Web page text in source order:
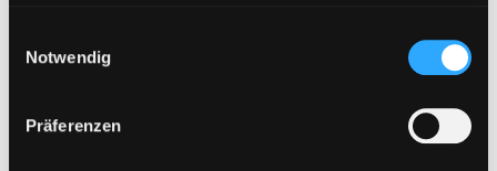
Cookies von Drittanbietern, eine Verarbeitung in
unsicheren Drittländern (Länder außerhalb des EWR
ohne adäquates Datenschutzniveau) stattfinden kann. In
diesem Zusammenhang können aktuell Risiken für
Notwendig
Präferenzen
Zweigstelle:
Standort 2: